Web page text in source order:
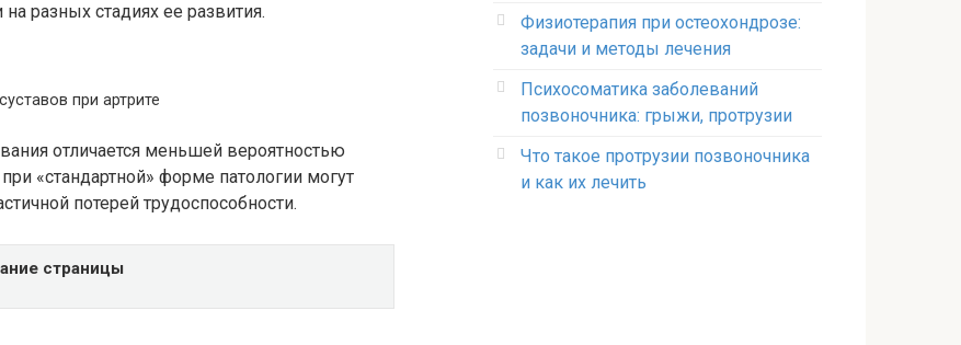
разных стадиях ее развития.
при артрите
отличается меньшей вероятностью
«стандартной» форме патологии могут
потерей трудоспособности.
страницы
Физиотерапия при остеохондрозе:
задачи и методы лечения
Психосоматика заболеваний
позвоночника: грыжи, протрузии
Что такое протрузии позвоночника
и как их лечить